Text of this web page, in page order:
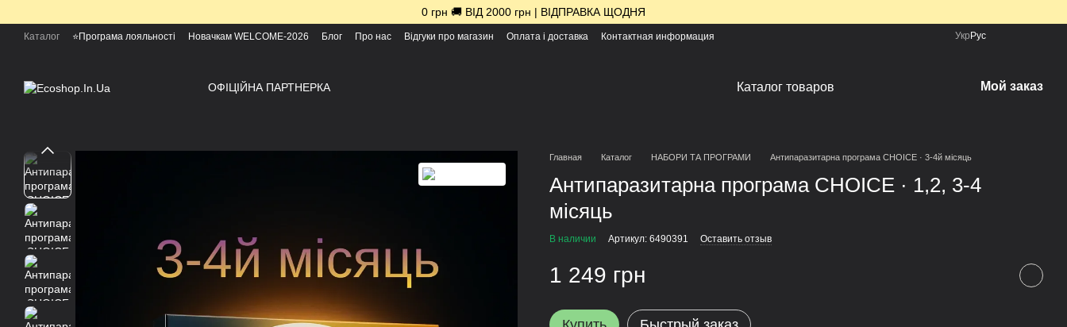
0 грн 🚚 ВІД 2000 грн | ВІДПРАВКА ЩОДНЯ
Каталог ⭐Програма лояльності Новачкам WELCOME-2026 Блог Про нас Відгуки про магазин Оплата і доставка Контактная информация Укр Рус
ОФІЦІЙНА ПАРТНЕРКА Каталог товаров Мой заказ
Главная Каталог НАБОРИ ТА ПРОГРАМИ Антипаразитарна програма CHOICE · 3-4й місяць
Антипаразитарна програма CHOICE · 1,2, 3-4
місяць
В наличии Артикул: 6490391 Оставить отзыв
1 249 грн